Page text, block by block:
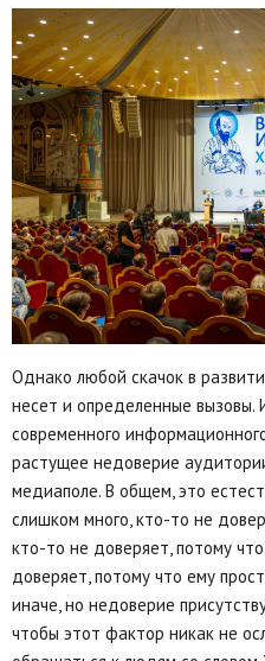
Однако любой скачок в
несет и определенные вызовы.
современного
растущее недоверие
медиаполе. В общем, это
слишком много, кто-то не
кто-то не доверяет, потому
доверяет, потому что ему
иначе, но недоверие
чтобы этот фактор никак не